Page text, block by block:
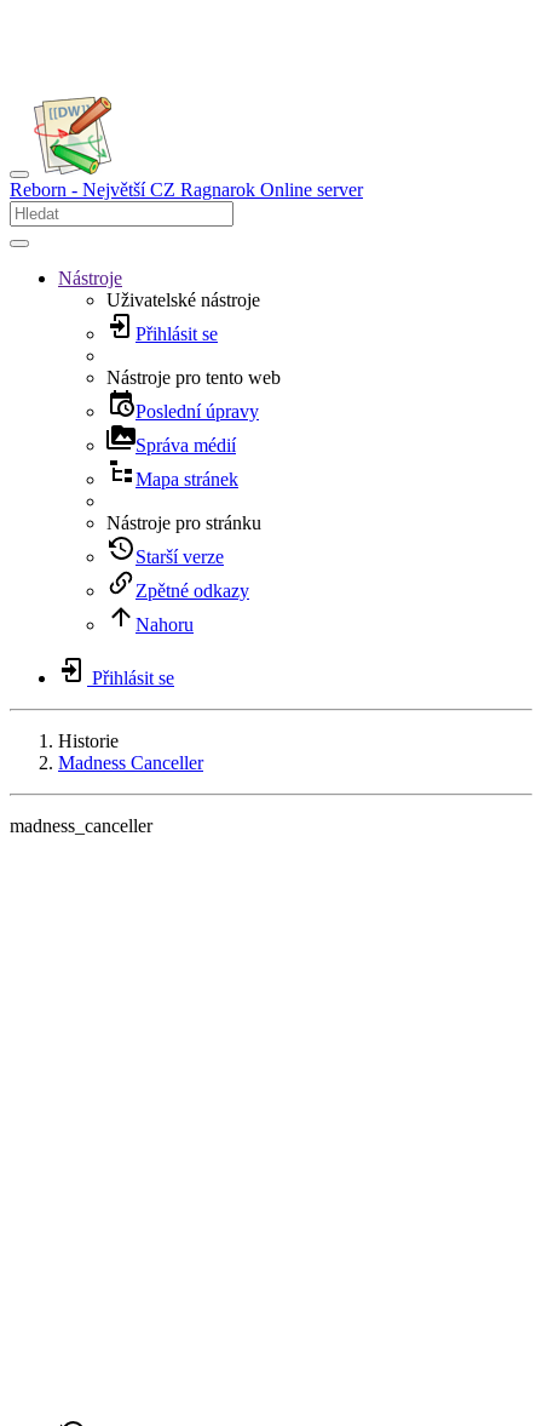
Reborn - Největší CZ Ragnarok Online server
Nástroje
Uživatelské nástroje
Přihlásit se
Nástroje pro tento web
Poslední úpravy
Správa médií
Mapa stránek
Nástroje pro stránku
Starší verze
Zpětné odkazy
Nahoru
Přihlásit se
Historie
Madness Canceller
madness_canceller